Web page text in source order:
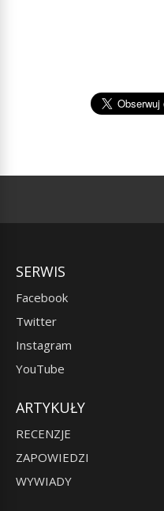
SERWIS
Facebook
Twitter
Instagram
YouTube
ARTYKUŁY
RECENZJE
ZAPOWIEDZI
WYWIADY